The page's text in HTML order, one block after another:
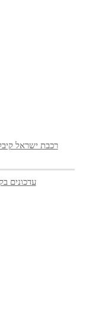
רכבת ישראל